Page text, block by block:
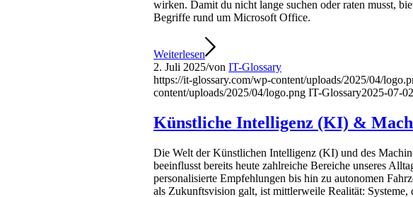
wirken. Damit du nicht lange suchen oder raten musst,
Begriffe rund um Microsoft Office.
Weiterlesen
2. Juli 2025/von IT-Glossary
https://it-glossary.com/wp-content/uploads/2025/04/
content/uploads/2025/04/logo.png IT-Glossary2025-07-
Künstliche Intelligenz (KI) &
Die Welt der Künstlichen Intelligenz (KI) und des
beeinflusst bereits heute zahlreiche Bereiche unseres
personalisierte Empfehlungen bis hin zu autonomen
als Zukunftsvision galt, ist mittlerweile Realität: